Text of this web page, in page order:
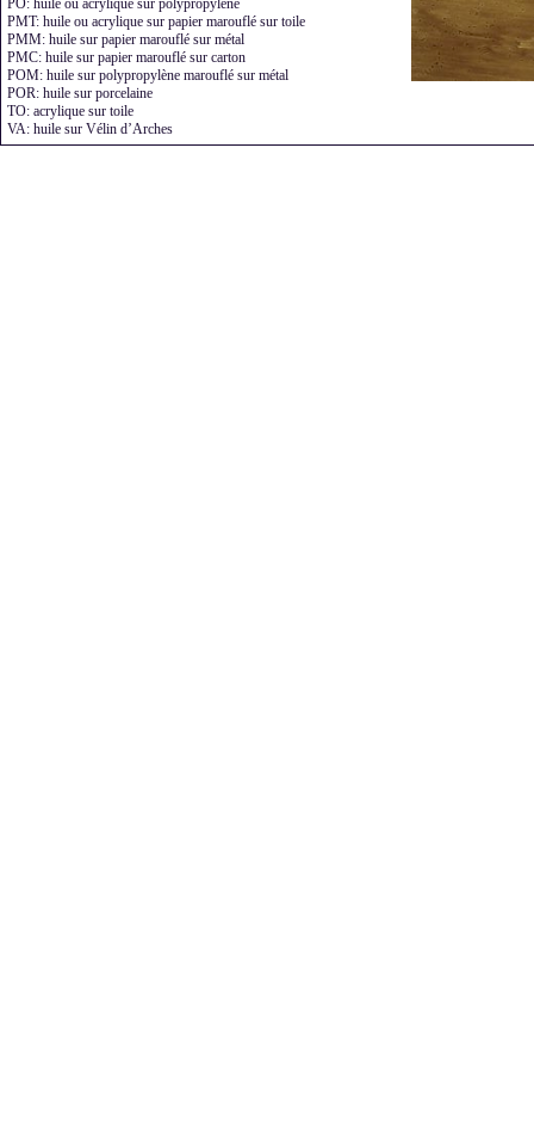
140.35.03.PA
PO: huile ou acrylique sur polypropylène
PMT: huile ou acrylique sur papier marouflé sur toile
PMM: huile sur papier marouflé sur métal
PMC: huile sur papier marouflé sur carton
POM: huile sur polypropylène marouflé sur métal
POR: huile sur porcelaine
TO: acrylique sur toile
VA: huile sur Vélin d’Arches